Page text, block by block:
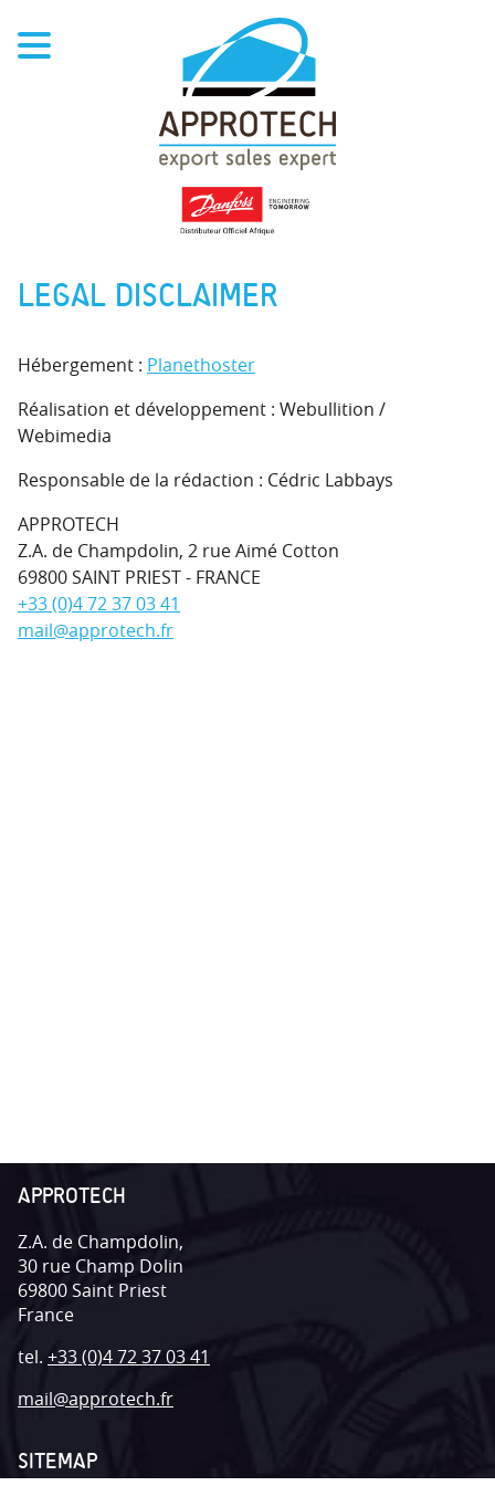
LEGAL DISCLAIMER
Hébergement : Planethoster
Réalisation et développement : Webullition /
Webimedia
Responsable de la rédaction : Cédric Labbays
APPROTECH
Z.A. de Champdolin, 2 rue Aimé Cotton
69800SAINT PRIEST- FRANCE
+33 (0)4 72 37 03 41
mail@approtech.fr
APPROTECH
Z.A. de Champdolin,
30 rue Champ Dolin
69800Saint Priest
France
tel. +33 (0)4 72 37 03 41
mail@approtech.fr
SITEMAP